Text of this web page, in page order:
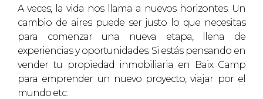
Mª Jose Escudero es una excelente opción.
CONCLUSIÓN
Vender tu propiedad en Baix Camp puede ser un
proceso emocionante pero desafiante. Al
A veces, la vida nos llama a nuevos horizontes. Un
cambio de aires puede ser justo lo que necesitas
para comenzar una nueva etapa, llena de
experiencias y oportunidades. Si estás pensando en
vender tu propiedad inmobiliaria en Baix Camp
para emprender un nuevo proyecto, viajar por el
mundo etc.